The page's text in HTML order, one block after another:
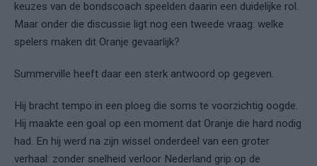
keuzes van de bondscoach speelden daarin een duidelijke rol.
Maar onder die discussie ligt nog een tweede vraag: welke
spelers maken dit Oranje gevaarlijk?
Summerville heeft daar een sterk antwoord op gegeven.
Hij bracht tempo in een ploeg die soms te voorzichtig oogde.
Hij maakte een goal op een moment dat Oranje die hard nodig
had. En hij werd na zijn wissel onderdeel van een groter
verhaal: zonder snelheid verloor Nederland grip op de